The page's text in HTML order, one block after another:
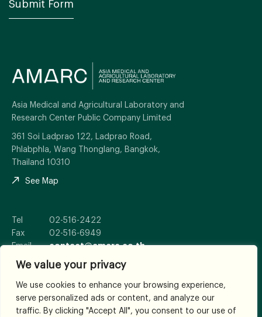
We value your privacy
We use cookies to enhance your browsing experience,
serve personalized ads or content, and analyze our
traffic. By clicking "Accept All", you consent to our use of
Asia Medical and Agricultural Laboratory and
Research Center Public Company Limited
361 Soi Ladprao 122, Ladprao Road,
Phlabphla, Wang Thonglang, Bangkok,
Thailand 10310
See Map
Tel
02-516-2422
Fax
02-516-6949
Email
contact@amarc.co.th
© 2026
All Rights Reserved.